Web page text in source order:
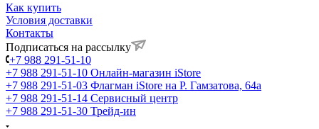
Как купить
Условия доставки
Контакты
Подписаться на рассылку
+7 988 291-51-10
+7 988 291-51-10 Онлайн-магазин iStore
+7 988 291-51-03 Флагман iStore на Р. Гамзатова, 64а
+7 988 291-51-14 Сервисный центр
+7 988 291-51-30 Трейд-ин